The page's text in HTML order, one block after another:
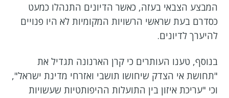
המבצע הצבאי בעזה, כאשר הדיונים התנהלו כמעט
כסדרם בעת שראשי הרשויות המקומיות לא היו פנויים
להיערך לדיונים.
בנוסף, טענו העותרים כי קרן הארנונה תגדיל את
"תחושת אי הצדק שיחושו תושבי ואזרחי מדינת ישראל",
וכי "עריכת איזון בין התועלות ההיפותטיות שעשויות